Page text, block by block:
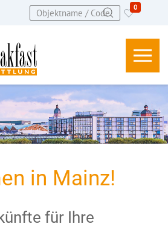
0
in Mainz!
für Ihre